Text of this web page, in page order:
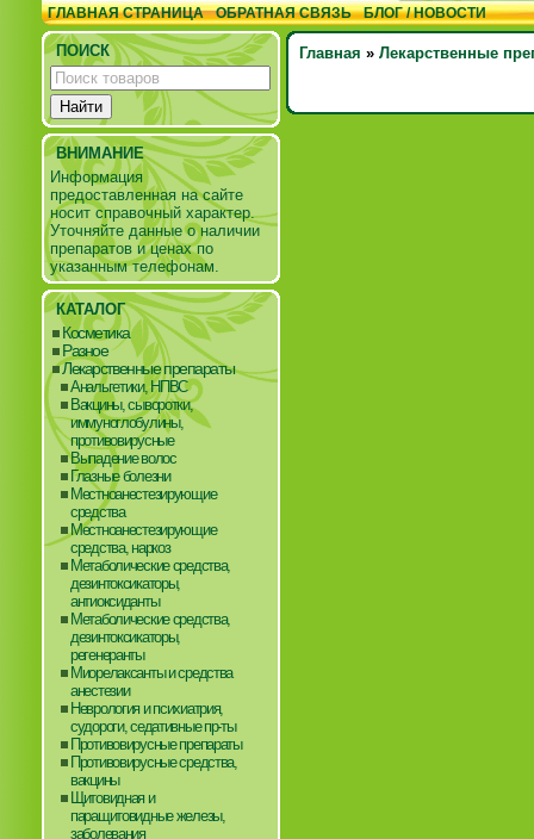
ГЛАВНАЯ СТРАНИЦА ОБРАТНАЯ СВЯЗЬ БЛОГ / НОВОСТИ
ПОИСК
ВНИМАНИЕ
Информация
предоставленная на сайте
носит справочный характер.
Уточняйте данные о наличии
препаратов и ценах по
указанным телефонам.
КАТАЛОГ
Косметика
Разное
Лекарственные препараты
Анальгетики, НПВС
Вакцины, сыворотки,
иммуноглобулины,
противовирусные
Выпадение волос
Глазные болезни
Местноанестезирующие
средства
Местноанестезирующие
средства, наркоз
Метаболические средства,
дезинтоксикаторы,
антиоксиданты
Метаболические средства,
дезинтоксикаторы,
регенеранты
Миорелаксанты и средства
анестезии
Неврология и психиатрия,
судороги, седативные пр-ты
Противовирусные препараты
Противовирусные средства,
вакцины
Щитовидная и
паращитовидные железы,
заболевания
Главная » Лекарственные